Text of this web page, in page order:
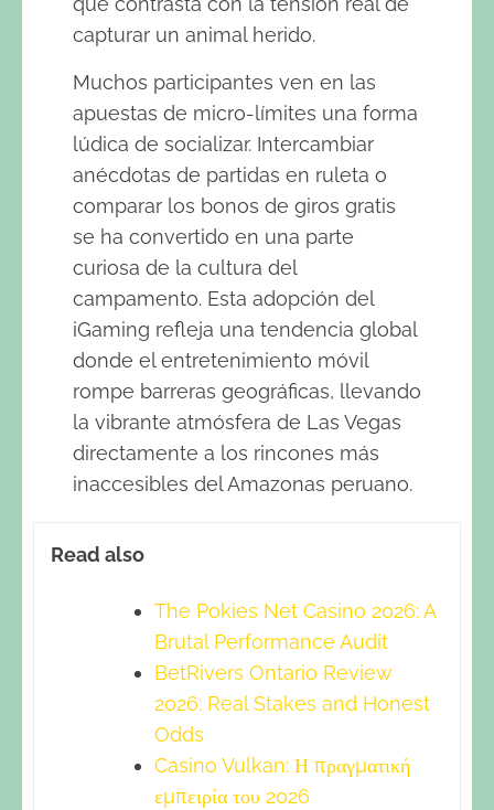
capturar un animal herido.
Muchos participantes ven en las
apuestas de micro-límites una forma
lúdica de socializar. Intercambiar
anécdotas de partidas en ruleta o
comparar los bonos de giros gratis
se ha convertido en una parte
curiosa de la cultura del
campamento. Esta adopción del
iGaming refleja una tendencia global
donde el entretenimiento móvil
rompe barreras geográficas, llevando
la vibrante atmósfera de Las Vegas
directamente a los rincones más
inaccesibles del Amazonas peruano.
Read also
The Pokies Net Casino 2026: A
Brutal Performance Audit
BetRivers Ontario Review
2026: Real Stakes and Honest
Odds
Casino Vulkan: Η πραγματική
εμπειρία του 2026